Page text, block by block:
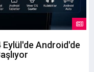
Android'de